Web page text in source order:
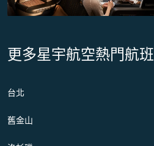
更多星宇航空熱門航班
台北
舊金山